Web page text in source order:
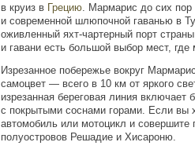
в круиз в Грецию. Мармарис до сих
и современной шлюпочной гаванью в
оживленный яхт-чартерный порт
и гавани есть большой выбор мест,
Изрезанное побережье вокруг
самоцвет — всего в 10 км от яркого
изрезанная береговая линия включает
с покрытыми соснами горами. Если вы
автомобиль или мотоцикл и совершите
полуостровов Решадие и Хисароню.